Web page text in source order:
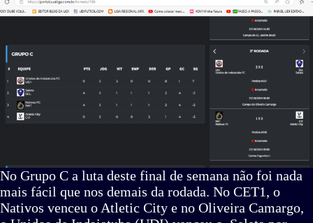
No Grupo C a luta deste final de semana não foi nada
mais fácil que nos demais da rodada. No CET1, o
Nativos venceu o Atletic City e no Oliveira Camargo,